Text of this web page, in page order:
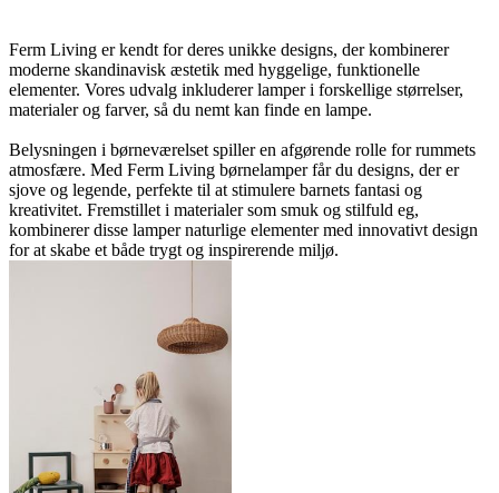
Ferm Living er kendt for deres unikke designs, der kombinerer
moderne skandinavisk æstetik med hyggelige, funktionelle
elementer. Vores udvalg inkluderer lamper i forskellige størrelser,
materialer og farver, så du nemt kan finde en lampe.
Belysningen i børneværelset spiller en afgørende rolle for rummets
atmosfære. Med Ferm Living børnelamper får du designs, der er
sjove og legende, perfekte til at stimulere barnets fantasi og
kreativitet. Fremstillet i materialer som smuk og stilfuld eg,
kombinerer disse lamper naturlige elementer med innovativt design
for at skabe et både trygt og inspirerende miljø.